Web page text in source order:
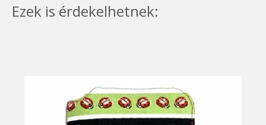
Ezek is érdekelhetnek: